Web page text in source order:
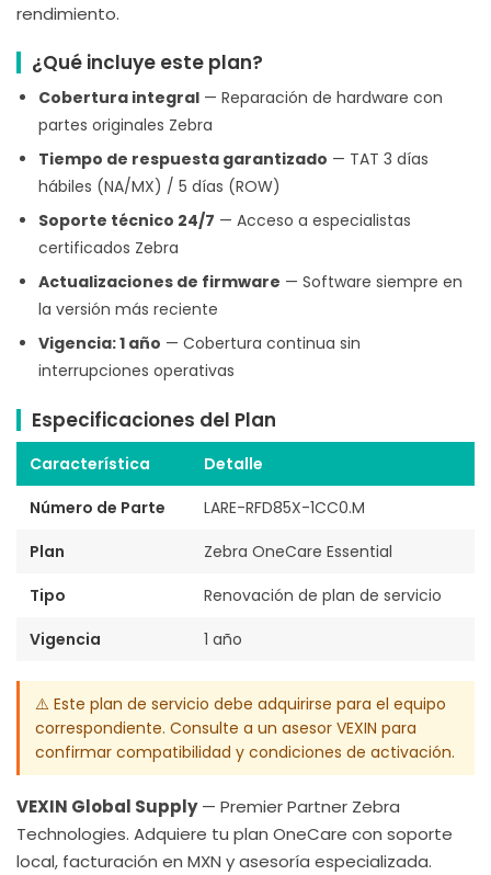
rendimiento.
¿Qué incluye este plan?
Cobertura integral — Reparación de hardware con
partes originales Zebra
Tiempo de respuesta garantizado — TAT 3 días
hábiles (NA/MX) / 5 días (ROW)
Soporte técnico 24/7 — Acceso a especialistas
certificados Zebra
Actualizaciones de firmware — Software siempre en
la versión más reciente
Vigencia: 1 año — Cobertura continua sin
interrupciones operativas
Especificaciones del Plan
Característica
Detalle
Número de Parte
LARE-RFD85X-1CC0.M
Plan
Zebra OneCare Essential
Tipo
Renovación de plan de servicio
Vigencia
1 año
⚠️ Este plan de servicio debe adquirirse para el equipo
correspondiente. Consulte a un asesor VEXIN para
confirmar compatibilidad y condiciones de activación.
VEXIN Global Supply— Premier Partner Zebra
Technologies. Adquiere tu plan OneCare con soporte
local, facturación en MXN y asesoría especializada.